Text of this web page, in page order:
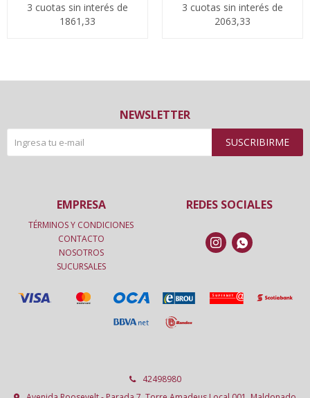
3 cuotas sin interés de
1861,33
3 cuotas sin interés de
2063,33
NEWSLETTER
SUSCRIBIRME
REDES SOCIALES
 
42498980
EMPRESA
TÉRMINOS Y CONDICIONES
CONTACTO
NOSOTROS
SUCURSALES